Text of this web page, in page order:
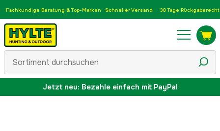
Fachkundige Beratung & Top-Marken Schneller Versand 30 Tage Rückgaberecht
Jetzt neu: Bezahle einfach mit PayPal